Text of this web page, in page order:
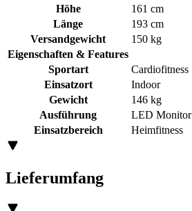
Höhe
161 cm
Länge
193 cm
Versandgewicht
150 kg
Eigenschaften & Features
Sportart
Cardiofitness
Einsatzort
Indoor
Gewicht
146 kg
Ausführung
LED Monitor
Einsatzbereich
Heimfitness
Lieferumfang